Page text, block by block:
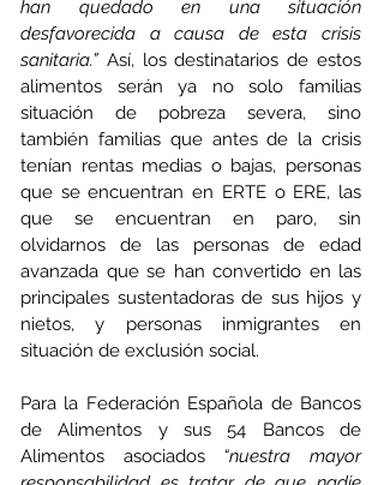
han quedado en una situación
desfavorecida a causa de esta crisis
sanitaria.” Así, los destinatarios de estos
alimentos serán ya no solo familias
situación de pobreza severa, sino
también familias que antes de la crisis
tenían rentas medias o bajas, personas
que se encuentran en ERTE o ERE, las
que se encuentran en paro, sin
olvidarnos de las personas de edad
avanzada que se han convertido en las
principales sustentadoras de sus hijos y
nietos, y personas inmigrantes en
situación de exclusión social.
Para la Federación Española de Bancos
de Alimentos y sus 54 Bancos de
Alimentos asociados “nuestra mayor